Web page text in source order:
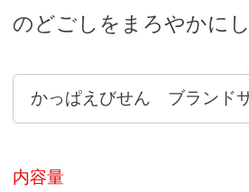
のどごしをまろやかにし
かっぱえびせん ブランド
内容量